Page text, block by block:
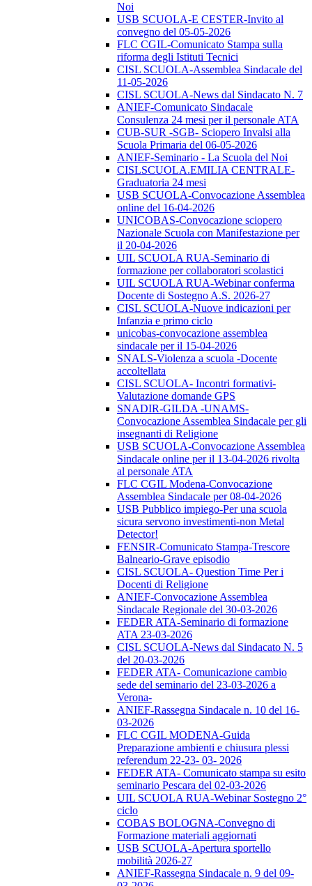
Noi
USB SCUOLA-E CESTER-Invito al
convegno del 05-05-2026
FLC CGIL-Comunicato Stampa sulla
riforma degli Istituti Tecnici
CISL SCUOLA-Assemblea Sindacale del
11-05-2026
CISL SCUOLA-News dal Sindacato N. 7
ANIEF-Comunicato Sindacale
Consulenza 24 mesi per il personale ATA
CUB-SUR -SGB- Sciopero Invalsi alla
Scuola Primaria del 06-05-2026
ANIEF-Seminario - La Scuola del Noi
CISLSCUOLA.EMILIA CENTRALE-
Graduatoria 24 mesi
USB SCUOLA-Convocazione Assemblea
online del 16-04-2026
UNICOBAS-Convocazione sciopero
Nazionale Scuola con Manifestazione per
il 20-04-2026
UIL SCUOLA RUA-Seminario di
formazione per collaboratori scolastici
UIL SCUOLA RUA-Webinar conferma
Docente di Sostegno A.S. 2026-27
CISL SCUOLA-Nuove indicazioni per
Infanzia e primo ciclo
unicobas-convocazione assemblea
sindacale per il 15-04-2026
SNALS-Violenza a scuola -Docente
accoltellata
CISL SCUOLA- Incontri formativi-
Valutazione domande GPS
SNADIR-GILDA -UNAMS-
Convocazione Assemblea Sindacale per gli
insegnanti di Religione
USB SCUOLA-Convocazione Assemblea
Sindacale online per il 13-04-2026 rivolta
al personale ATA
FLC CGIL Modena-Convocazione
Assemblea Sindacale per 08-04-2026
USB Pubblico impiego-Per una scuola
sicura servono investimenti-non Metal
Detector!
FENSIR-Comunicato Stampa-Trescore
Balneario-Grave episodio
CISL SCUOLA- Question Time Per i
Docenti di Religione
ANIEF-Convocazione Assemblea
Sindacale Regionale del 30-03-2026
FEDER ATA-Seminario di formazione
ATA 23-03-2026
CISL SCUOLA-News dal Sindacato N. 5
del 20-03-2026
FEDER ATA- Comunicazione cambio
sede del seminario del 23-03-2026 a
Verona-
ANIEF-Rassegna Sindacale n. 10 del 16-
03-2026
FLC CGIL MODENA-Guida
Preparazione ambienti e chiusura plessi
referendum 22-23- 03- 2026
FEDER ATA- Comunicato stampa su esito
seminario Pescara del 02-03-2026
UIL SCUOLA RUA-Webinar Sostegno 2°
ciclo
COBAS BOLOGNA-Convegno di
Formazione materiali aggiornati
USB SCUOLA-Apertura sportello
mobilità 2026-27
ANIEF-Rassegna Sindacale n. 9 del 09-